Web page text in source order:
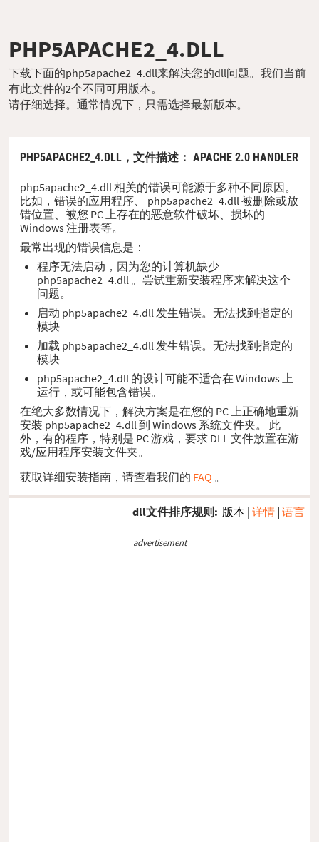
PHP5APACHE2_4.DLL
下载下面的php5apache2_4.dll来解决您的dll问题。我们当前
有此文件的2个不同可用版本。
请仔细选择。通常情况下，只需选择最新版本。
PHP5APACHE2_4.DLL， 文件描述 ： APACHE 2.0 HANDLER
php5apache2_4.dll 相关的错误可能源于多种不同原因。
比如，错误的应用程序、 php5apache2_4.dll 被删除或放
错位置、被您 PC 上存在的恶意软件破坏、损坏的
Windows 注册表等。
最常出现的错误信息是：
程序无法启动，因为您的计算机缺少
php5apache2_4.dll 。尝试重新安装程序来解决这个
问题。
启动 php5apache2_4.dll 发生错误。无法找到指定的
模块
加载 php5apache2_4.dll 发生错误。无法找到指定的
模块
php5apache2_4.dll 的设计可能不适合在 Windows 上
运行，或可能包含错误。
在绝大多数情况下，解决方案是在您的 PC 上正确地重新
安装 php5apache2_4.dll 到 Windows 系统文件夹。 此
外，有的程序，特别是 PC 游戏，要求 DLL 文件放置在游
戏/应用程序安装文件夹。
获取详细安装指南，请查看我们的 FAQ 。
dll文件排序规则: 版本 | 详情 | 语言
advertisement